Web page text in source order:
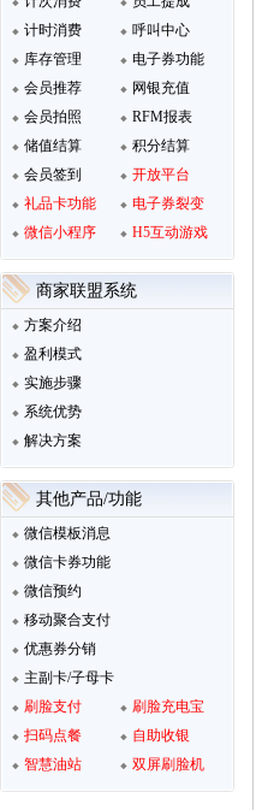
计时消费
库存管理
会员推荐
会员拍照
储值结算
会员签到
礼品卡功能
微信小程序
呼叫中心
电子券功能
网银充值
RFM报表
积分结算
开放平台
电子券裂变
H5互动游戏
商家联盟系统
方案介绍
盈利模式
实施步骤
系统优势
解决方案
其他产品/功能
微信模板消息
微信卡券功能
微信预约
移动聚合支付
优惠券分销
主副卡/子母卡
刷脸支付
扫码点餐
智慧油站
刷脸充电宝
自助收银
双屏刷脸机